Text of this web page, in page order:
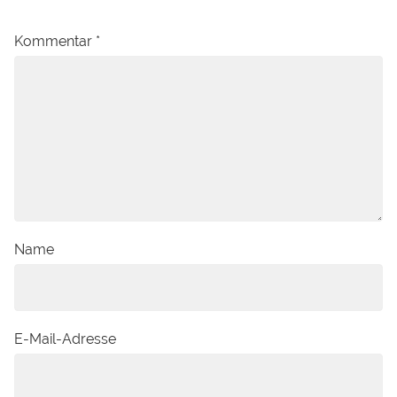
Kommentar *
Name
E-Mail-Adresse